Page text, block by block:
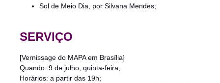
Sol de Meio Dia, por Silvana Mendes;
SERVIÇO
[Vernissage do MAPA em Brasília]
Quando: 9 de julho, quinta-feira;
Horários: a partir das 19h;